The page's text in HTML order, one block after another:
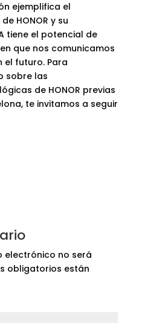
ejemplifica el
HONOR y su
tiene el potencial de
que nos comunicamos
el futuro. Para
sobre las
de HONOR previas
te invitamos a seguir
electrónico no será
obligatorios están